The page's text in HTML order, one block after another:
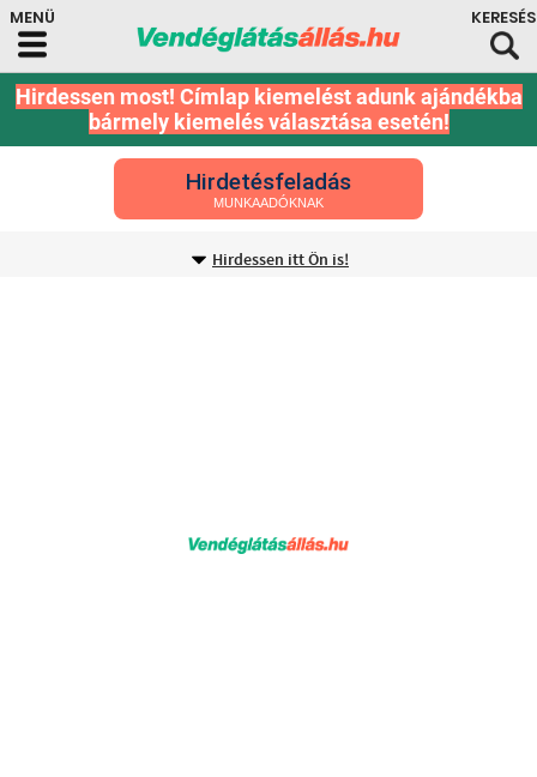
Hirdessen most! Címlap kiemelést adunk ajándékba
bármely kiemelés választása esetén!
Hirdetésfeladás
MUNKAADÓKNAK
Hirdessen itt Ön is!